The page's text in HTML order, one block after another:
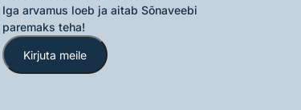
Iga arvamus loeb ja aitab Sõnaveebi
paremaks teha!
Kirjuta meile